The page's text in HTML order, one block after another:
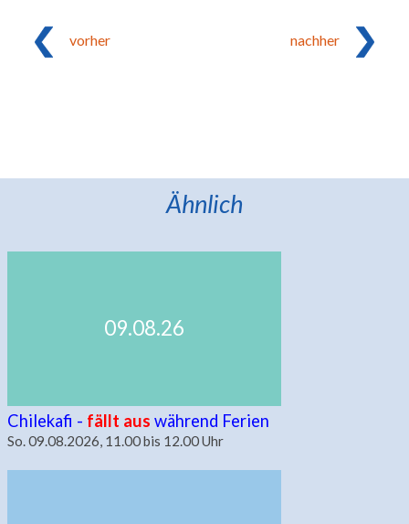
vorher nachher
Ähnlich
09.08.26
Chilekafi - fällt aus während Ferien
So. 09.08.2026, 11.00 bis 12.00 Uhr